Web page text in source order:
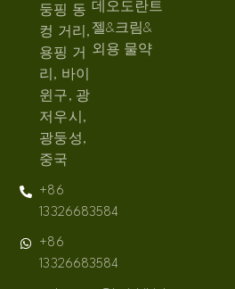
둥핑 동
컹 거리,
용핑 거
리, 바이
윈구, 광
저우시,
광둥성,
중국
+86
13326683584
+86
13326683584
데오도란트
젤&크림&
외용 물약